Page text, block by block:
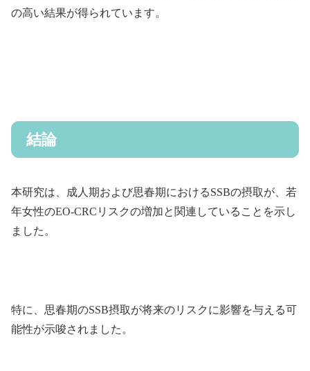
の高い結果が得られています。
結論
本研究は、成人期および思春期におけるSSBの摂取が、若
年女性のEO-CRCリスクの増加と関連していることを示し
ました。
特に、思春期のSSB摂取が将来のリスクに影響を与える可
能性が示唆されました。